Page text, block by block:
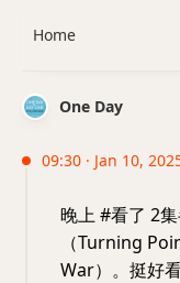
One Day
09:30 · Jan 10,
晚上 #看了 2
（Turning
War）。挺好
Home